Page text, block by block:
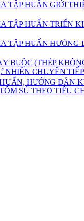
TẬP HUẤN GIỚI
TẬP HUẤN TRIỂN
TẬP HUẤN
BUỘC (THÉP
NHIÊN CHUYÊN
HƯỚNG DẪN
SÚ THEO TIÊU